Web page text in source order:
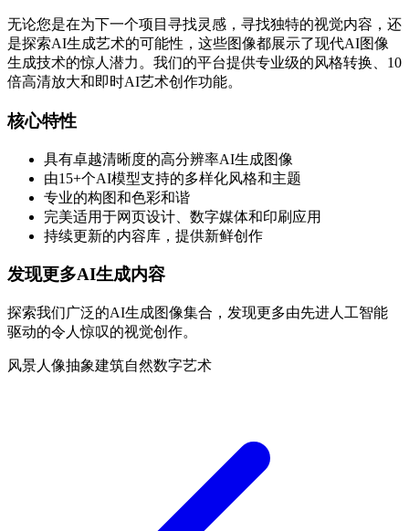
无论您是在为下一个项目寻找灵感，寻找独特的视觉内容，还
是探索AI生成艺术的可能性，这些图像都展示了现代AI图像
生成技术的惊人潜力。我们的平台提供专业级的风格转换、10
倍高清放大和即时AI艺术创作功能。
核心特性
具有卓越清晰度的高分辨率AI生成图像
由15+个AI模型支持的多样化风格和主题
专业的构图和色彩和谐
完美适用于网页设计、数字媒体和印刷应用
持续更新的内容库，提供新鲜创作
发现更多AI生成内容
探索我们广泛的AI生成图像集合，发现更多由先进人工智能
驱动的令人惊叹的视觉创作。
风景人像抽象建筑自然数字艺术